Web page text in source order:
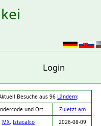
Login
Besuche aus 96 Ländern:
und Ort
Zuletzt am
MX, Iztacalco
2026-08-09